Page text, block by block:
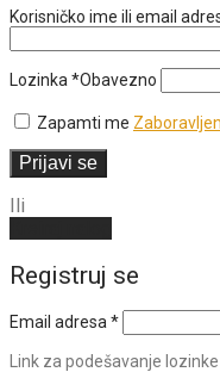
Korisničko ime ili email
Lozinka *Obavezno
Zapamti me
Prijavi se
Ili
Registruj se
Email adresa *
Link za podešavanje